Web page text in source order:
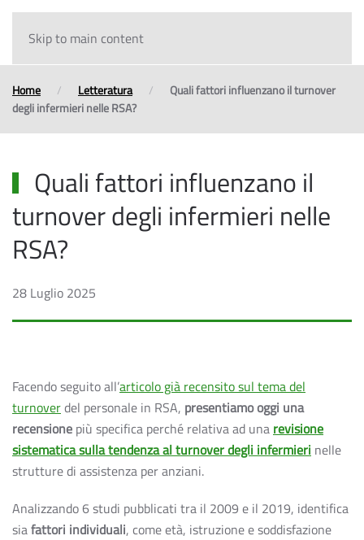
Skip to main content
Home Letteratura
Quali fattori influenzano il turnover
degli infermieri nelle RSA?
Quali fattori influenzano il
turnover degli infermieri nelle
RSA?
28 Luglio 2025
Facendo seguito all’articolo già recensito sul tema del
turnoverdel personale in RSA, presentiamo oggi una
recensione più specifica perché relativa ad una revisione
sistematica sulla tendenza al turnover degli infermieri nelle
strutture di assistenza per anziani.
Analizzando 6 studi pubblicati tra il 2009 e il 2019, identifica
siafattori individuali, come età, istruzione e soddisfazione